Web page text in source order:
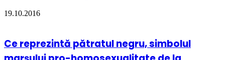
19.10.2016
Ce reprezintă pătratul negru, simbolul